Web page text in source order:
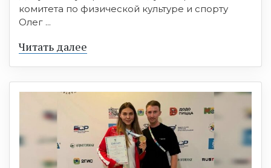
комитета по физической культуре и спорту
Олег ...
Читать далее